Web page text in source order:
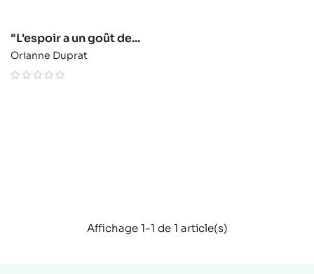
"L'espoir a un goût de...
Orianne Duprat
Affichage 1-1 de 1 article(s)